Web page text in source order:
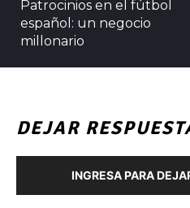
Patrocinios en el fútbol
español: un negocio
millonario
DEJAR
INGRESA PARA